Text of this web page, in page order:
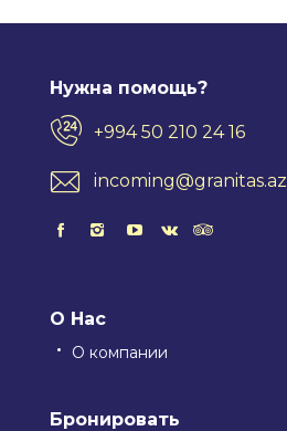
Нужна помощь?
+994 50 210 24 16
incoming@granitas.az
О Нас
О компании
Бронировать